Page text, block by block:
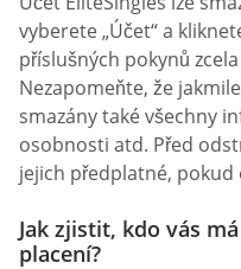
vyberete „Účet“ a
příslušných pokynů
Nezapomeňte, že
smazány také všechny
osobnosti atd. Před
jejich předplatné, pokud
Jak zjistit, kdo vás
placení?